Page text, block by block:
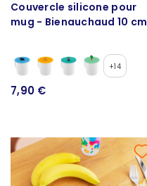
Couvercle silicone pour
mug - Bienauchaud 10 cm
+14
7,90 €